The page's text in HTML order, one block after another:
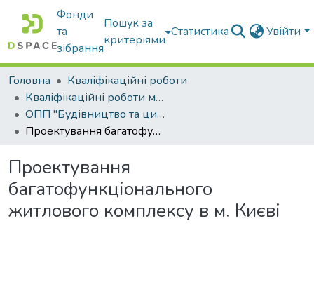
Фонди
та
зібрання
Пошук за
критеріями
Статистика Увійти
Головна
Кваліфікаційні роботи
Кваліфікаційні роботи магістрів
ОПП "Будівництво та цивільна інженерія"
Проектування багатофункціонального житлового комплексу в м. Києві
Проектування
багатофункціонального
житлового комплексу в м. Києві